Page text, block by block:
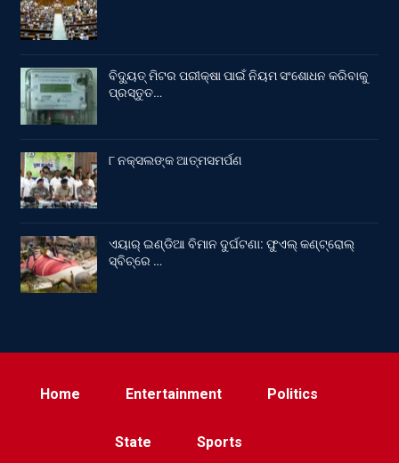
ବିଦ୍ୟୁତ୍ ମିଟର ପରୀକ୍ଷା ପାଇଁ ନିୟମ ସଂଶୋଧନ କରିବାକୁ
ପ୍ରସ୍ତୁତ…
୮ ନକ୍ସଲଙ୍କ ଆତ୍ମସମର୍ପଣ
ଏୟାର୍ ଇଣ୍ଡିଆ ବିମାନ ଦୁର୍ଘଟଣା: ଫୁଏଲ୍‌ କଣ୍ଟ୍ରୋଲ୍‌
ସ୍ବିଚ୍‌ରେ …
Home Entertainment Politics
State Sports